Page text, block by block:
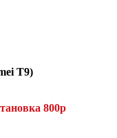
T9)
800р